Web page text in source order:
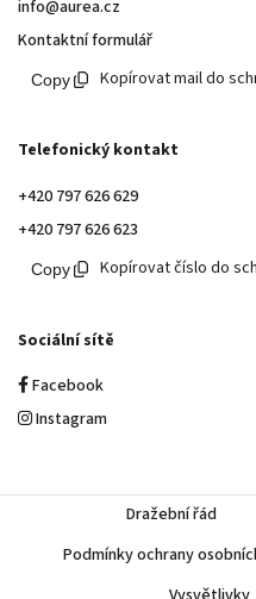
info@aurea.cz
Kontaktní formulář
Kopírovat mail do
Telefonický kontakt
+420 797 626 629
+420 797 626 623
Kopírovat číslo do
Sociální sítě
Facebook
Instagram
Dražební řád
Podmínky ochrany